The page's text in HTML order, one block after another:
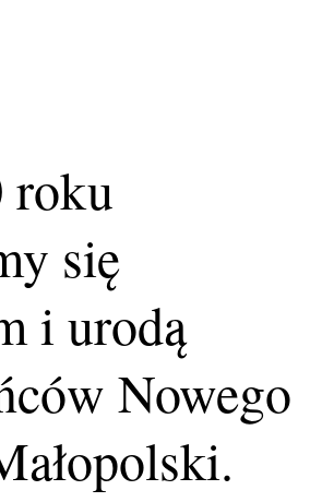
roku
się
i urodą
Nowego